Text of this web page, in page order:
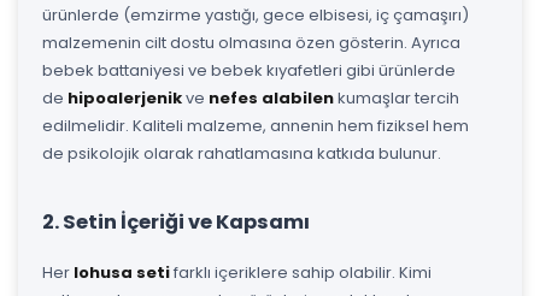
ürünlerde (emzirme yastığı, gece elbisesi, iç çamaşırı)
malzemenin cilt dostu olmasına özen gösterin. Ayrıca
bebek battaniyesi ve bebek kıyafetleri gibi ürünlerde
de hipoalerjenikve nefes alabilenkumaşlar tercih
edilmelidir. Kaliteli malzeme, annenin hem fiziksel hem
de psikolojik olarak rahatlamasına katkıda bulunur.
2. Setin İçeriği ve Kapsamı
Her lohusa setifarklı içeriklere sahip olabilir. Kimi